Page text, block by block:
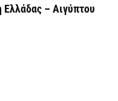
Ελλάδας – Αιγύπτου